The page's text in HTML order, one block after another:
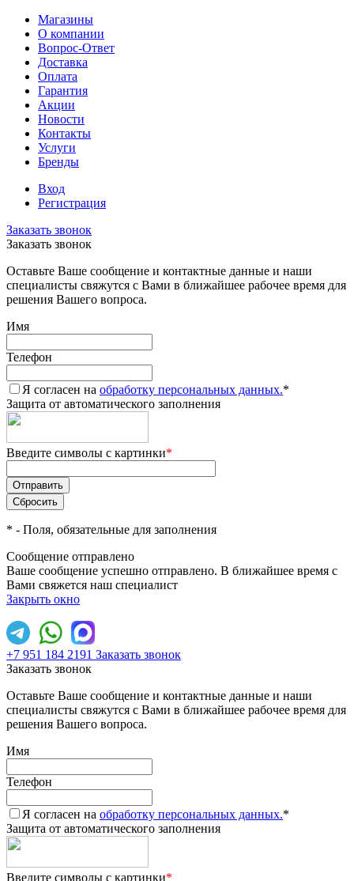
Магазины
О компании
Вопрос-Ответ
Доставка
Оплата
Гарантия
Акции
Новости
Контакты
Услуги
Бренды
Вход
Регистрация
Заказать звонок
Заказать звонок
Оставьте Ваше сообщение и контактные данные и наши
специалисты свяжутся с Вами в ближайшее рабочее время для
решения Вашего вопроса.
Имя
Телефон
Я согласен на обработку персональных данных.*
Защита от автоматического заполнения
Введите символы с картинки*
* - Поля, обязательные для заполнения
Сообщение отправлено
Ваше сообщение успешно отправлено. В ближайшее время с
Вами свяжется наш специалист
Закрыть окно
+7 951 184 2191 Заказать звонок
Заказать звонок
Оставьте Ваше сообщение и контактные данные и наши
специалисты свяжутся с Вами в ближайшее рабочее время для
решения Вашего вопроса.
Имя
Телефон
Я согласен на обработку персональных данных.*
Защита от автоматического заполнения
Введите символы с картинки*